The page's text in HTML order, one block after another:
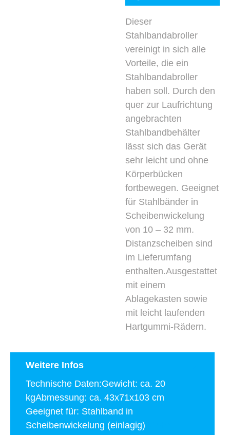
Dieser
Stahlbandabroller
vereinigt in sich alle
Vorteile, die ein
Stahlbandabroller
haben soll. Durch den
quer zur Laufrichtung
angebrachten
Stahlbandbehälter
lässt sich das Gerät
sehr leicht und ohne
Körperbücken
fortbewegen. Geeignet
für Stahlbänder in
Scheibenwickelung
von 10 – 32 mm.
Distanzscheiben sind
im Lieferumfang
enthalten.Ausgestattet
mit einem
Ablagekasten sowie
mit leicht laufenden
Hartgummi-Rädern.
Weitere Infos
Technische Daten:Gewicht: ca. 20
kgAbmessung: ca. 43x71x103 cm
Geeignet für: Stahlband in
Scheibenwickelung (einlagig)